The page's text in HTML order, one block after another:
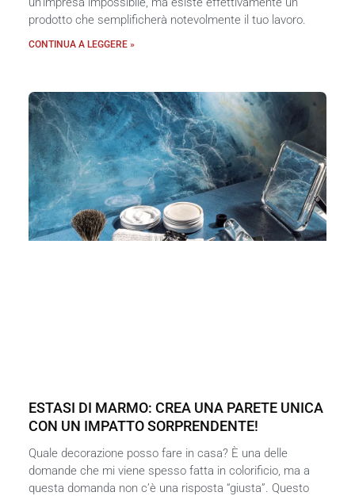
prodotto che semplificherà notevolmente il tuo lavoro.
CONTINUA A LEGGERE »
ESTASI DI MARMO: CREA UNA PARETE UNICA
CON UN IMPATTO SORPRENDENTE!
Quale decorazione posso fare in casa? È una delle
domande che mi viene spesso fatta in colorificio, ma a
questa domanda non c’è una risposta “giusta”. Questo